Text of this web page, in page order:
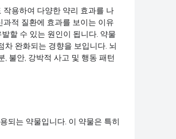
용하여 다양한 약리 효과를 나
과적 질환에 효과를 보이는 이유
할 수 있는 원인이 됩니다. 약물
완화되는 경향을 보입니다. 뇌
, 불안, 강박적 사고 및 행동 패턴
되는 약물입니다. 이 약물은 특히